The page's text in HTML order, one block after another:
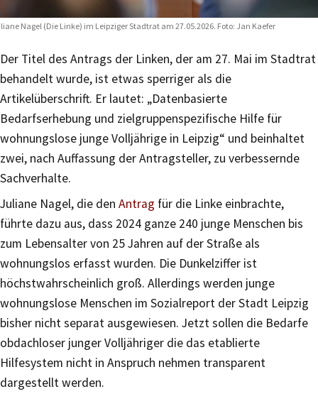
Nagel (Die Linke) im Leipziger Stadtrat am 27.05.2026. Foto: Jan Kaefer
Der Titel des Antrags der Linken, der am 27. Mai im Stadtrat
behandelt wurde, ist etwas sperriger als die
Artikelüberschrift. Er lautet: „Datenbasierte
Bedarfserhebung und zielgruppenspezifische Hilfe für
wohnungslose junge Volljährige in Leipzig“ und beinhaltet
zwei, nach Auffassung der Antragsteller, zu verbessernde
Sachverhalte.
Juliane Nagel, die den Antrag für die Linke einbrachte,
führte dazu aus, dass 2024 ganze 240 junge Menschen bis
zum Lebensalter von 25 Jahren auf der Straße als
wohnungslos erfasst wurden. Die Dunkelziffer ist
höchstwahrscheinlich groß. Allerdings werden junge
wohnungslose Menschen im Sozialreport der Stadt Leipzig
bisher nicht separat ausgewiesen. Jetzt sollen die Bedarfe
obdachloser junger Volljähriger die das etablierte
Hilfesystem nicht in Anspruch nehmen transparent
dargestellt werden.